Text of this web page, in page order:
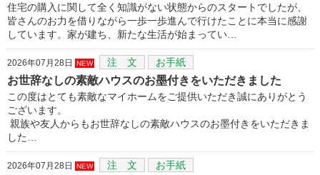
住宅の購入に関して全く知識がない状態からのスタートでしたが、
皆さんのお力を借りながら一歩一歩進んで行けたことに本当に感謝
しています。家が建ち、新たな生活が始まってい…
2026年07月28日 NEW 注 文 お手紙
お世辞なしの素敵ハウスのお墨付きをいただきました
この度はとても素敵なマイホームをご提供いただき誠にありがとう
ございます。
親族や友人からもお世辞なしの素敵ハウスのお墨付きをいただきま
した…
2026年07月28日 NEW 注 文 お手紙